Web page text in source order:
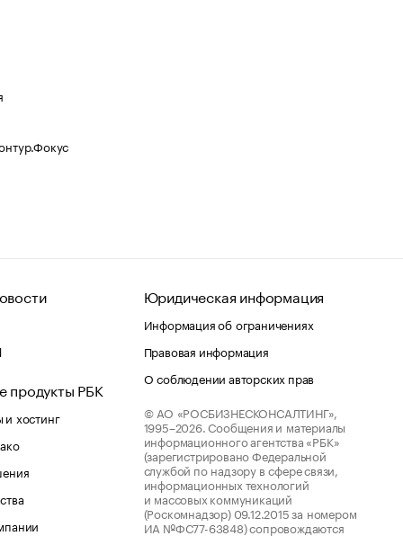
продукты РБК
хостинг
Юридическая информация
Информация об ограничениях
Правовая информация
О соблюдении авторских прав
© АО «РОСБИЗНЕСКОНСАЛТИНГ»,
1995–2026. Сообщения и материалы
информационного агентства «РБК»
(зарегистрировано Федеральной
службой по надзору в сфере связи,
информационных технологий
и массовых коммуникаций
(Роскомнадзор) 09.12.2015 за номером
ИА №ФС77-63848) сопровождаются